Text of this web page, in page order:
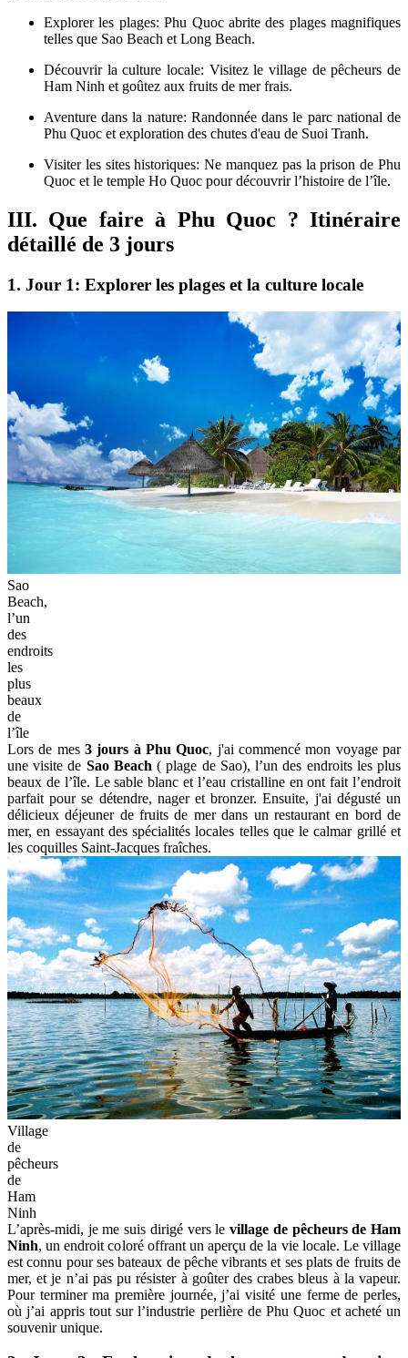
Explorer les plages: Phu Quoc abrite des plages magnifiques
telles que Sao Beach et Long Beach.
Découvrir la culture locale: Visitez le village de pêcheurs de
Ham Ninh et goûtez aux fruits de mer frais.
Aventure dans la nature: Randonnée dans le parc national de
Phu Quoc et exploration des chutes d'eau de Suoi Tranh.
Visiter les sites historiques: Ne manquez pas la prison de Phu
Quoc et le temple Ho Quoc pour découvrir l’histoire de l’île.
III. Que faire à Phu Quoc ? Itinéraire
détaillé de 3 jours
1. Jour 1: Explorer les plages et la culture locale
Sao
Beach,
l’un
des
endroits
les
plus
beaux
de
l’île
Lors de mes 3 jours à Phu Quoc, j'ai commencé mon voyage par
une visite de Sao Beach( plage de Sao), l’un des endroits les plus
beaux de l’île. Le sable blanc et l’eau cristalline en ont fait l’endroit
parfait pour se détendre, nager et bronzer. Ensuite, j'ai dégusté un
délicieux déjeuner de fruits de mer dans un restaurant en bord de
mer, en essayant des spécialités locales telles que le calmar grillé et
les coquilles Saint-Jacques fraîches.
Village
de
pêcheurs
de
Ham
Ninh
L’après-midi, je me suis dirigé vers levillage de pêcheurs de Ham
Ninh, un endroit coloré offrant un aperçu de la vie locale. Le village
est connu pour ses bateaux de pêche vibrants et ses plats de fruits de
mer, et je n’ai pas pu résister à goûter des crabes bleus à la vapeur.
Pour terminer ma première journée, j’ai visité une ferme de perles,
où j’ai appris tout sur l’industrie perlière de Phu Quoc et acheté un
souvenir unique.